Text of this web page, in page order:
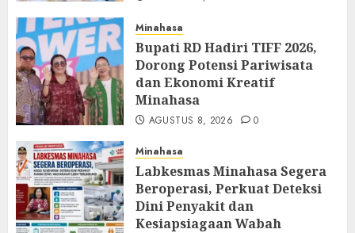
Minahasa
Bupati RD Hadiri TIFF 2026,
Dorong Potensi Pariwisata
dan Ekonomi Kreatif
Minahasa
AGUSTUS 8, 2026 0
Minahasa
Labkesmas Minahasa Segera
Beroperasi, Perkuat Deteksi
Dini Penyakit dan
Kesiapsiagaan Wabah